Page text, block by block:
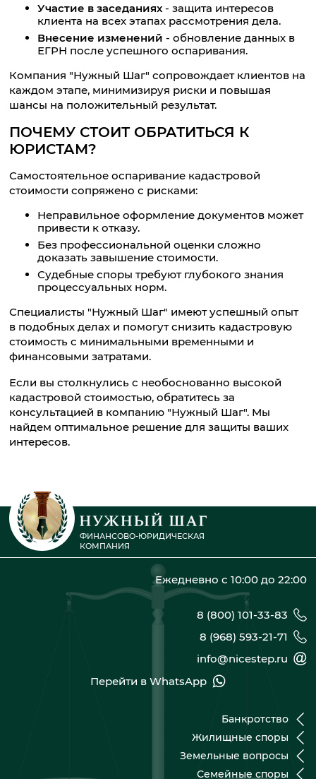
Участие в заседаниях - защита интересов
клиента на всех этапах рассмотрения дела.
Внесение изменений - обновление данных в
ЕГРН после успешного оспаривания.
Компания "Нужный Шаг" сопровождает клиентов на
каждом этапе, минимизируя риски и повышая
шансы на положительный результат.
ПОЧЕМУ СТОИТ ОБРАТИТЬСЯ К
ЮРИСТАМ?
Самостоятельное оспаривание кадастровой
стоимости сопряжено с рисками:
Неправильное оформление документов может
привести к отказу.
Без профессиональной оценки сложно
доказать завышение стоимости.
Судебные споры требуют глубокого знания
процессуальных норм.
Специалисты "Нужный Шаг" имеют успешный опыт
в подобных делах и помогут снизить кадастровую
стоимость с минимальными временными и
финансовыми затратами.
Если вы столкнулись с необоснованно высокой
кадастровой стоимостью, обратитесь за
консультацией в компанию "Нужный Шаг". Мы
найдем оптимальное решение для защиты ваших
интересов.
ФИНАНСОВО-ЮРИДИЧЕСКАЯ
КОМПАНИЯ
Ежедневно с 10:00 до 22:00
8 (800) 101-33-83
8 (968) 593-21-71
info@nicestep.ru
Перейти в WhatsApp
Банкротство
Жилищные споры
Земельные вопросы
Семейные споры